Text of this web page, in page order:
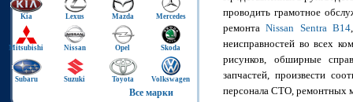
Kia Lexus Mazda Mercedes
Mitsubishi Nissan Opel Skoda
Subaru Suzuki Toyota Volkswagen
Все марки
проводить грамотное
ремонтаNissan Sentra B14
неисправностей во всех
рисунков, обширные
запчастей, произвести
персонала СТО, ремонтных